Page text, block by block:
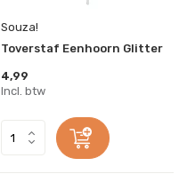
Souza!
Toverstaf Eenhoorn Glitter
4,99
Incl. btw